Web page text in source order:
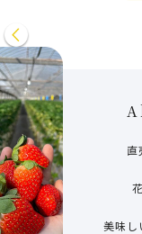
直
美味し